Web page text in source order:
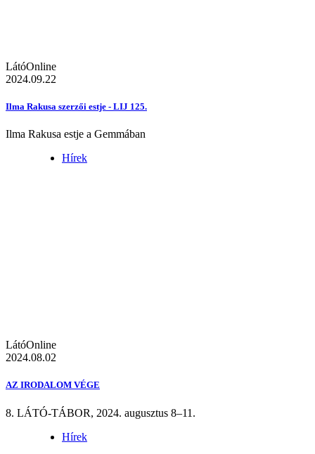
LátóOnline
2024.09.22
Ilma Rakusa szerzői estje - LIJ 125.
Ilma Rakusa estje a Gemmában
Hírek
LátóOnline
2024.08.02
AZ IRODALOM VÉGE
8. LÁTÓ-TÁBOR, 2024. augusztus 8–11.
Hírek